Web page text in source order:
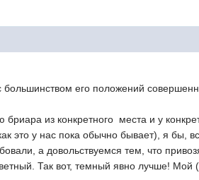
его положений
из конкретного места и у
это у нас пока обычно бывает), я бы,
а довольствуемся тем, что
Так вот, темный явно лучше! Мой